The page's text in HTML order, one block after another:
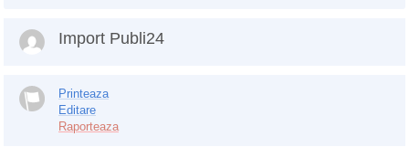
Import Publi24
Printeaza
Editare
Raporteaza